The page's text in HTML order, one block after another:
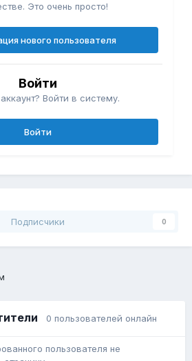
Это очень просто!
нового пользователя
Войти
Войти в систему.
Войти
Подписчики 0
0 пользователей онлайн
пользователя не